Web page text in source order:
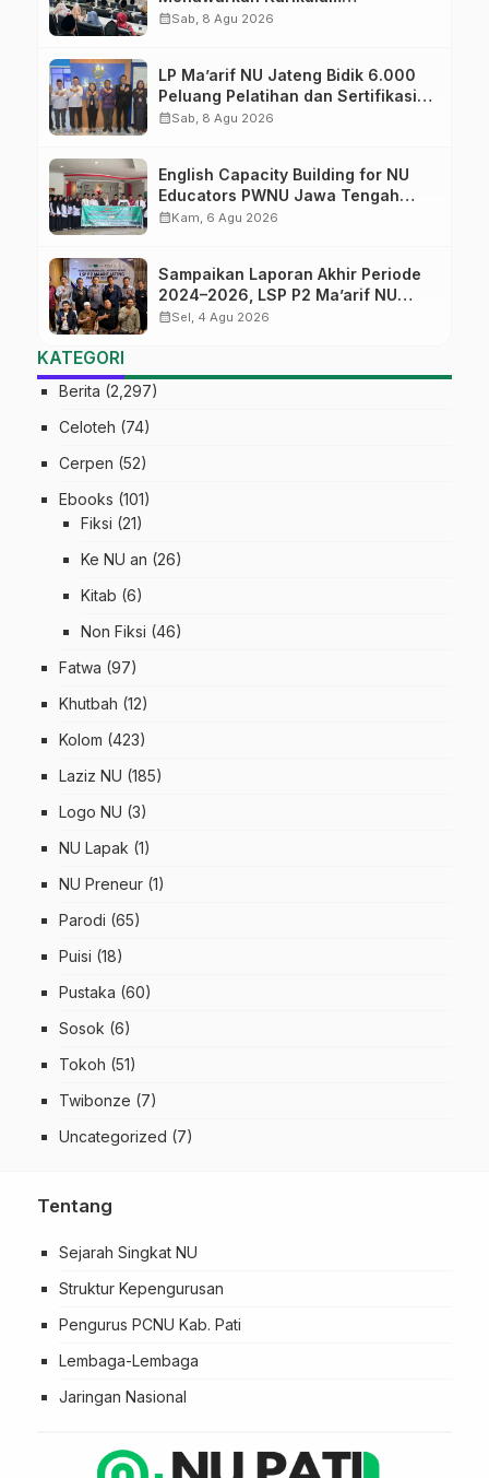
Diversifikasi, Harapan Baru dalam
calendar_monthSab, 8 Agu 2026
LP Ma’arif NU Jateng Bidik 6.000
Peluang Pelatihan dan Sertifikasi
bagi Lulusan SMK
calendar_monthSab, 8 Agu 2026
English Capacity Building for NU
Educators PWNU Jawa Tengah
Batch#4; Membuka Jalan Menuju
calendar_monthKam, 6 Agu 2026
Sampaikan Laporan Akhir Periode
2024–2026, LSP P2 Ma’arif NU
Jateng Mantapkan Sinergi Link and
calendar_monthSel, 4 Agu 2026
KATEGORI
Berita (2,297)
Celoteh (74)
Cerpen (52)
Ebooks (101)
Fiksi (21)
Ke NU an (26)
Kitab (6)
Non Fiksi (46)
Fatwa (97)
Khutbah (12)
Kolom (423)
Laziz NU (185)
Logo NU (3)
NU Lapak (1)
NU Preneur (1)
Parodi (65)
Puisi (18)
Pustaka (60)
Sosok (6)
Tokoh (51)
Twibonze (7)
Uncategorized (7)
Tentang
Sejarah Singkat NU
Struktur Kepengurusan
Pengurus PCNU Kab. Pati
Lembaga-Lembaga
Jaringan Nasional